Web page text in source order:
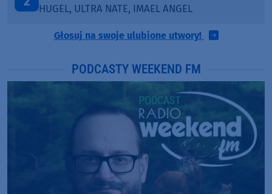
SANAH
Głosuj na swoje ulubione utwory!
PODCASTY WEEKEND FM